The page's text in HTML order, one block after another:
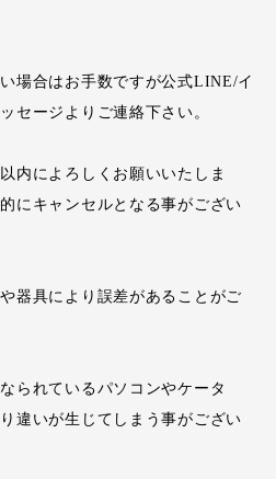
場合はお手数ですが公式LINE/イ
セージよりご連絡下さい。
内によろしくお願いいたしま
にキャンセルとなる事がござい
器具により誤差があることがご
られているパソコンやケータ
違いが生じてしまう事がござい